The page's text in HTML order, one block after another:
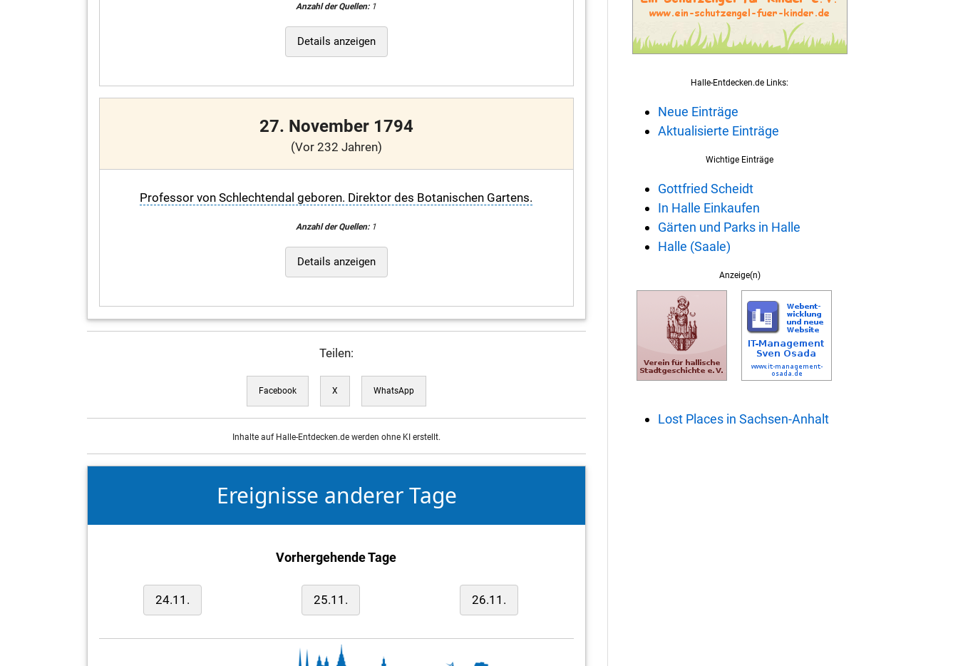
Anzahl der Quellen:1
Details anzeigen
27. November 1794
(Vor 232 Jahren)
Professor von Schlechtendal geboren. Direktor des Botanischen Gartens.
Anzahl der Quellen:1
Details anzeigen
Teilen:
Facebook X WhatsApp
Inhalte auf Halle-Entdecken.de werden ohne KI erstellt.
Ereignisse anderer Tage
Vorhergehende Tage
24.11. 25.11. 26.11.
Halle-Entdecken.de Links:
Neue Einträge
Aktualisierte Einträge
Wichtige Einträge
Gottfried Scheidt
In Halle Einkaufen
Gärten und Parks in Halle
Halle (Saale)
Anzeige(n)
Lost Places in Sachsen-Anhalt